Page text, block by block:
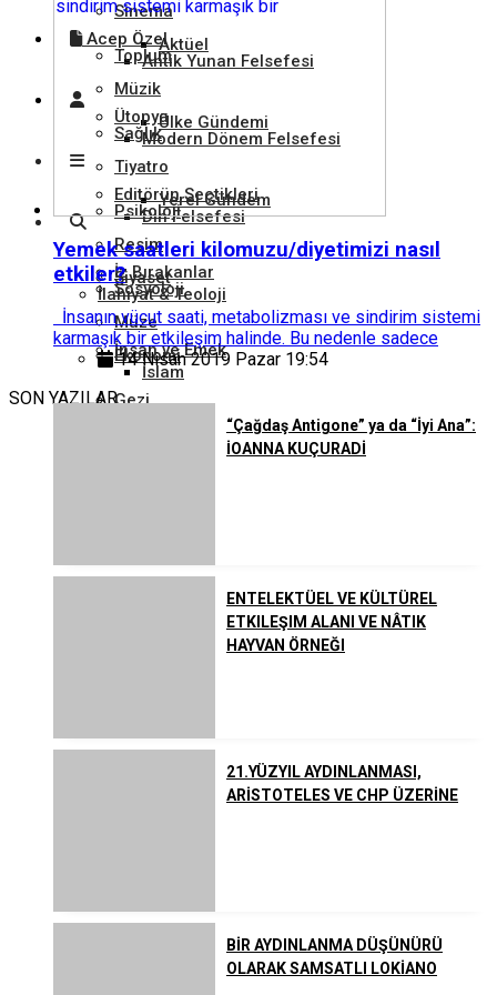
Antik Yunan Felsefesi
Modern Dönem Felsefesi
Din Felsefesi
İlahiyat & Teoloji
İslam
Hristiyanlık
Uzakdoğu Dinleri
Aktüel
Ülke Gündemi
Yerel Gündem
Siyaset
Ekonomi
Sinema
Müzik
Tiyatro
Resim
Müze
Gezi
Toplum
Sağlık
Psikoloji
Sosyoloji
Acep Özel
Ütopya
Editörün Seçtikleri
İz Bırakanlar
İnsan ve Emek
Tarım ve Hayvancılık
Yemek saatleri kilomuzu/diyetimizi nasıl
etkiler?
İnsanın vücut saati, metabolizması ve sindirim sistemi
karmaşık bir etkileşim halinde. Bu nedenle sadece
14 Nisan 2019 Pazar 19:54
SON YAZILAR
“Çağdaş Antigone” ya da “İyi Ana”:
İOANNA KUÇURADİ
ENTELEKTÜEL VE KÜLTÜREL
ETKILEŞIM ALANI VE NÂTIK
HAYVAN ÖRNEĞI
21.YÜZYIL AYDINLANMASI,
ARİSTOTELES VE CHP ÜZERİNE
BİR AYDINLANMA DÜŞÜNÜRÜ
OLARAK SAMSATLI LOKİANO